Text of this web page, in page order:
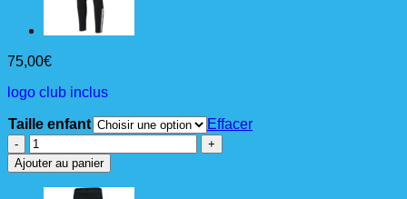
75,00€
logo club inclus
Taille enfant
Effacer
quantité
de
Bench
Jacket
Ajouter au panier